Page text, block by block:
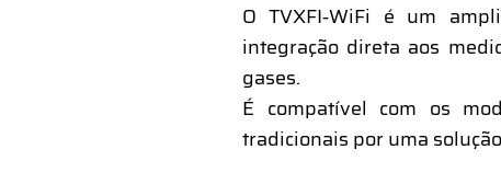
O TVXFI‑WiFi é um
integração direta aos
gases.
É compatível com os
tradicionais por uma